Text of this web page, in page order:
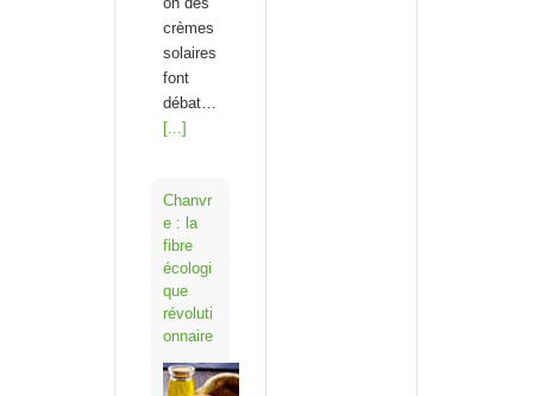
crèmes
solaires
font
débat…
[...]
Chanvr
e : la
fibre
écologi
que
révoluti
onnaire